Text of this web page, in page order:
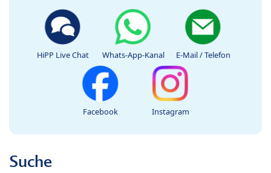
HiPP Live Chat Whats-App-Kanal E-Mail / Telefon
Facebook Instagram
Suche